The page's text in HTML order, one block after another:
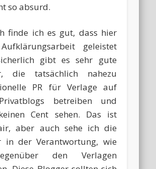
so absurd.
finde ich es gut, dass hier
geleistet
gibt es sehr gute
die tatsächlich nahezu
PR für Verlage auf
betreiben und
Cent sehen. Das ist
aber auch sehe ich die
in der Verantwortung, wie
den Verlagen